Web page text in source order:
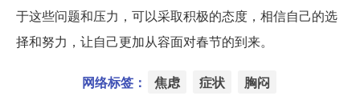
于这些问题和压力，可以采取积极的态度，相信自己的选
择和努力，让自己更加从容面对春节的到来。
网络标签： 焦虑 症状 胸闷